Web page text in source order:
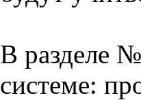
В разделе
системе: